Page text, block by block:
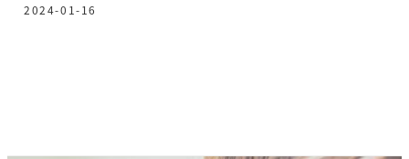
2024-01-16